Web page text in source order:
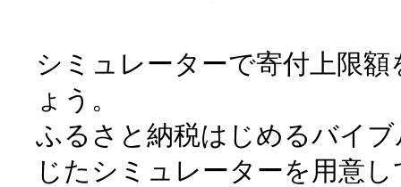
シミュレーターで寄付上限
ょう。
ふるさと納税はじめるバイ
じたシミュレーターを用意